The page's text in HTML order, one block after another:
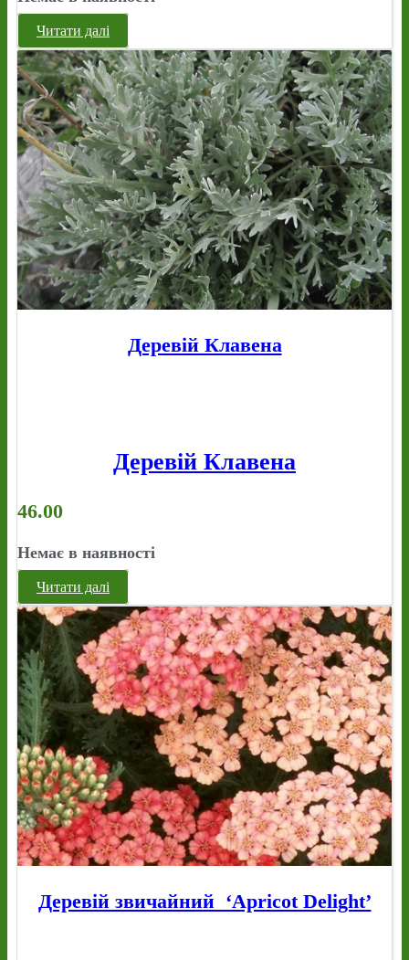
Читати далі
Деревій Клавена
Деревій Клавена
46.00
Немає в наявності
Читати далі
Деревій звичайний ‘Apricot Delight’